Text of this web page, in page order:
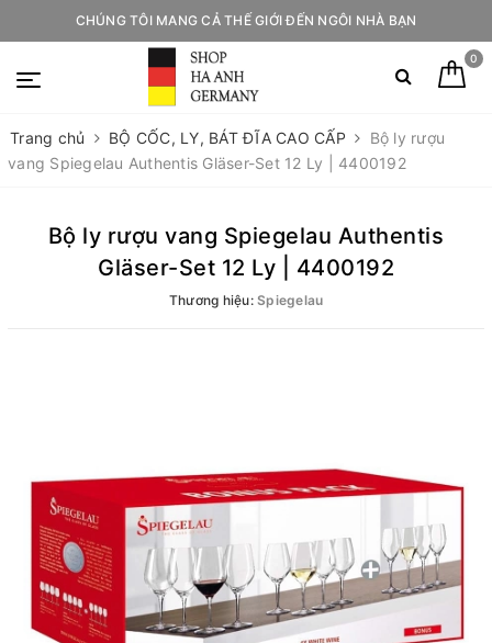
CHÚNG TÔI MANG CẢ THẾ GIỚI ĐẾN NGÔI NHÀ BẠN
0
Trang chủ BỘ CỐC, LY, BÁT ĐĨA CAO CẤP
Bộ ly rượu
vang Spiegelau Authentis Gläser-Set 12 Ly | 4400192
Bộ ly rượu vang Spiegelau Authentis
Gläser-Set 12 Ly | 4400192
Thương hiệu: Spiegelau